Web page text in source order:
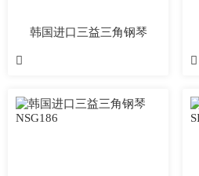
韩国进口三益三角钢琴
 